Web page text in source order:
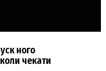
ного
чекати